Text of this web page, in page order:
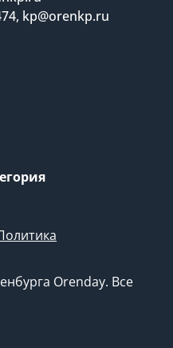
kp@orenkp.ru
Orenday. Все